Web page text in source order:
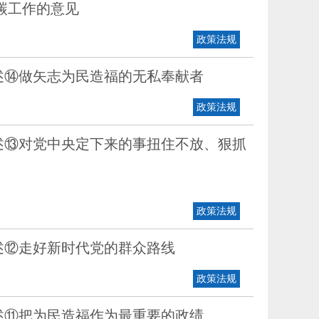
工作的意见
政策法规
⑭做矢志为民造福的无私奉献者
政策法规
对党中央定下来的事扭住不放、狠抓
政策法规
⑫走好新时代党的群众路线
政策法规
⑪把为民造福作为最重要的政绩